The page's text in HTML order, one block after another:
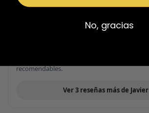
Perfectos y súper serios y atentos
recomendables.
Ver 3 reseñas más de Javier
No, gracias